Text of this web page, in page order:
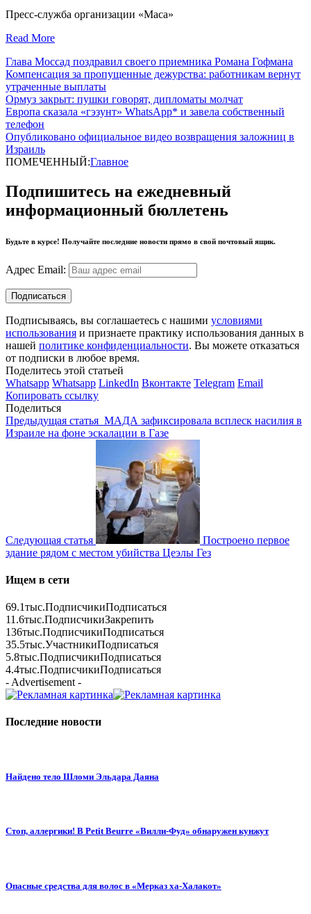
Пресс-служба организации «Маса»
Read More
Глава Моссад поздравил своего приемника Романа Гофмана
Компенсация за пропущенные дежурства: работникам вернут
утраченные выплаты
Ормуз закрыт: пушки говорят, дипломаты молчат
Европа сказала «гэзунт» WhatsApp* и завела собственный
телефон
Опубликовано официальное видео возвращения заложниц в
Израиль
ПОМЕЧЕННЫЙ:Главное
Подпишитесь на ежедневный
информационный бюллетень
Будьте в курсе! Получайте последние новости прямо в свой почтовый ящик.
Адрес Email:
Подписываясь, вы соглашаетесь с нашими условиями
использования и признаете практику использования данных в
нашей политике конфиденциальности. Вы можете отказаться
от подписки в любое время.
Поделитесь этой статьей
Whatsapp Whatsapp LinkedIn Вконтакте Telegram Email
Копировать ссылку
Поделиться
Предыдущая статья МАДА зафиксировала всплеск насилия в
Израиле на фоне эскалации в Газе
Следующая статья
Построено первое
здание рядом с местом убийства Цеэлы Гез
Ищем в сети
69.1тыс.ПодписчикиПодписаться
11.6тыс.ПодписчикиЗакрепить
136тыс.ПодписчикиПодписаться
35.5тыс.УчастникиПодписаться
5.8тыс.ПодписчикиПодписаться
4.4тыс.ПодписчикиПодписаться
- Advertisement -
Последние новости
Найдено тело Шломи Эльдара Даяна
Стоп, аллергики! В Petit Beurre «Вилли-Фуд» обнаружен кунжут
Опасные средства для волос в «Мерказ ха-Халакот»